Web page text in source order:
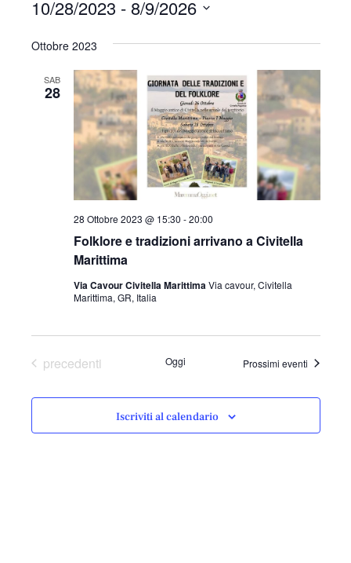
10/28/2023 - 8/9/2026
e
Ottobre 2023
SAB
28
Folklore e tradizioni arrivano a Civitella
Marittima
28 Ottobre 2023 @ 15:30 -20:00
Via Cavour Civitella Marittima Via cavour, Civitella
Marittima, GR, Italia
Eventi
precedenti Oggi Prossimi eventi
Iscriviti al calendario